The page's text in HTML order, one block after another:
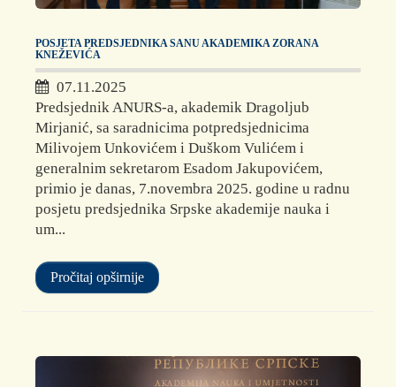
POSJETA PREDSJEDNIKA SANU AKADEMIKA ZORANA
KNEŽEVIĆA
07.11.2025
Predsjednik ANURS-a, akademik Dragoljub
Mirjanić, sa saradnicima potpredsjednicima
Milivojem Unkovićem i Duškom Vulićem i
generalnim sekretarom Esadom Jakupovićem,
primio je danas, 7.novembra 2025. godine u radnu
posjetu predsjednika Srpske akademije nauka i
um...
Pročitaj opširnije